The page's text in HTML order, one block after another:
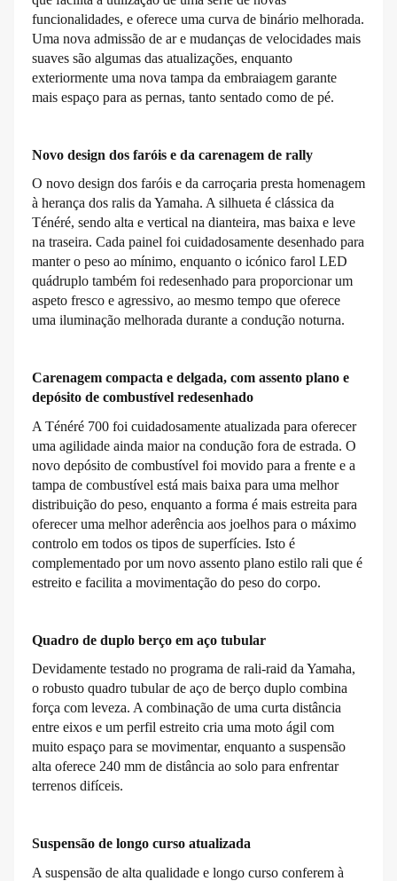
funcionalidades, e oferece uma curva de binário melhorada.
Uma nova admissão de ar e mudanças de velocidades mais
suaves são algumas das atualizações, enquanto
exteriormente uma nova tampa da embraiagem garante
mais espaço para as pernas, tanto sentado como de pé.
Novo design dos faróis e da carenagem de rally
O novo design dos faróis e da carroçaria presta homenagem
à herança dos ralis da Yamaha. A silhueta é clássica da
Ténéré, sendo alta e vertical na dianteira, mas baixa e leve
na traseira. Cada painel foi cuidadosamente desenhado para
manter o peso ao mínimo, enquanto o icónico farol LED
quádruplo também foi redesenhado para proporcionar um
aspeto fresco e agressivo, ao mesmo tempo que oferece
uma iluminação melhorada durante a condução noturna.
Carenagem compacta e delgada, com assento plano e
depósito de combustível redesenhado
A Ténéré 700 foi cuidadosamente atualizada para oferecer
uma agilidade ainda maior na condução fora de estrada. O
novo depósito de combustível foi movido para a frente e a
tampa de combustível está mais baixa para uma melhor
distribuição do peso, enquanto a forma é mais estreita para
oferecer uma melhor aderência aos joelhos para o máximo
controlo em todos os tipos de superfícies. Isto é
complementado por um novo assento plano estilo rali que é
estreito e facilita a movimentação do peso do corpo.
Quadro de duplo berço em aço tubular
Devidamente testado no programa de rali-raid da Yamaha,
o robusto quadro tubular de aço de berço duplo combina
força com leveza. A combinação de uma curta distância
entre eixos e um perfil estreito cria uma moto ágil com
muito espaço para se movimentar, enquanto a suspensão
alta oferece 240 mm de distância ao solo para enfrentar
terrenos difíceis.
Suspensão de longo curso atualizada
A suspensão de alta qualidade e longo curso conferem à